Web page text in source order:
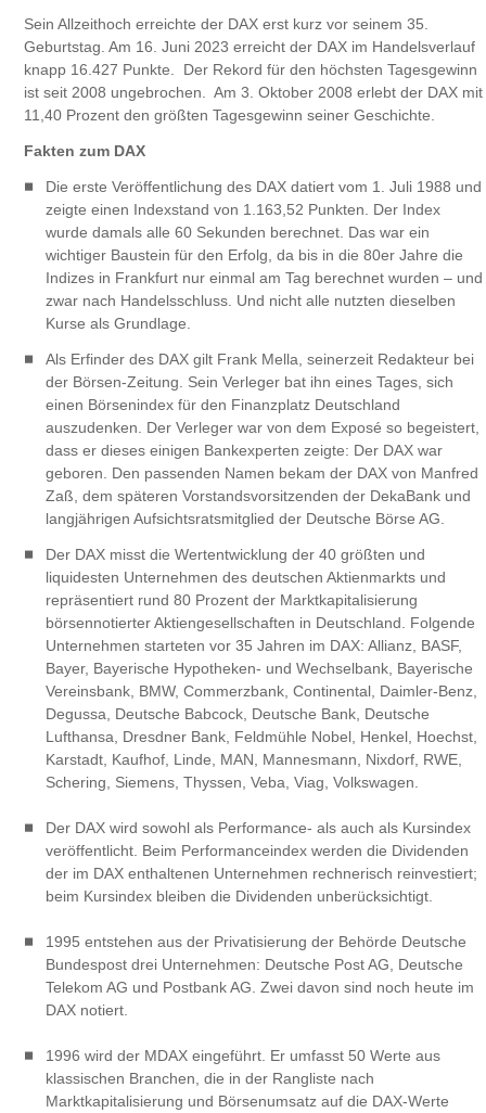
Sein Allzeithoch erreichte der DAX erst kurz vor seinem 35.
Geburtstag. Am 16. Juni 2023 erreicht der DAX im Handelsverlauf
knapp 16.427 Punkte. Der Rekord für den höchsten Tagesgewinn
ist seit 2008 ungebrochen. Am 3. Oktober 2008 erlebt der DAX mit
11,40 Prozent den größten Tagesgewinn seiner Geschichte.
Fakten zum DAX
Die erste Veröffentlichung des DAX datiert vom 1. Juli 1988 und
zeigte einen Indexstand von 1.163,52 Punkten. Der Index
wurde damals alle 60 Sekunden berechnet. Das war ein
wichtiger Baustein für den Erfolg, da bis in die 80er Jahre die
Indizes in Frankfurt nur einmal am Tag berechnet wurden – und
zwar nach Handelsschluss. Und nicht alle nutzten dieselben
Kurse als Grundlage.
Als Erfinder des DAX gilt Frank Mella, seinerzeit Redakteur bei
der Börsen-Zeitung. Sein Verleger bat ihn eines Tages, sich
einen Börsenindex für den Finanzplatz Deutschland
auszudenken. Der Verleger war von dem Exposé so begeistert,
dass er dieses einigen Bankexperten zeigte: Der DAX war
geboren. Den passenden Namen bekam der DAX von Manfred
Zaß, dem späteren Vorstandsvorsitzenden der DekaBank und
langjährigen Aufsichtsratsmitglied der Deutsche Börse AG.
Der DAX misst die Wertentwicklung der 40 größten und
liquidesten Unternehmen des deutschen Aktienmarkts und
repräsentiert rund 80 Prozent der Marktkapitalisierung
börsennotierter Aktiengesellschaften in Deutschland. Folgende
Unternehmen starteten vor 35 Jahren im DAX: Allianz, BASF,
Bayer, Bayerische Hypotheken- und Wechselbank, Bayerische
Vereinsbank, BMW, Commerzbank, Continental, Daimler-Benz,
Degussa, Deutsche Babcock, Deutsche Bank, Deutsche
Lufthansa, Dresdner Bank, Feldmühle Nobel, Henkel, Hoechst,
Karstadt, Kaufhof, Linde, MAN, Mannesmann, Nixdorf, RWE,
Schering, Siemens, Thyssen, Veba, Viag, Volkswagen.
Der DAX wird sowohl als Performance- als auch als Kursindex
veröffentlicht. Beim Performanceindex werden die Dividenden
der im DAX enthaltenen Unternehmen rechnerisch reinvestiert;
beim Kursindex bleiben die Dividenden unberücksichtigt.
1995 entstehen aus der Privatisierung der Behörde Deutsche
Bundespost drei Unternehmen: Deutsche Post AG, Deutsche
Telekom AG und Postbank AG. Zwei davon sind noch heute im
DAX notiert.
1996 wird der MDAX eingeführt. Er umfasst 50 Werte aus
klassischen Branchen, die in der Rangliste nach
Marktkapitalisierung und Börsenumsatz auf die DAX-Werte